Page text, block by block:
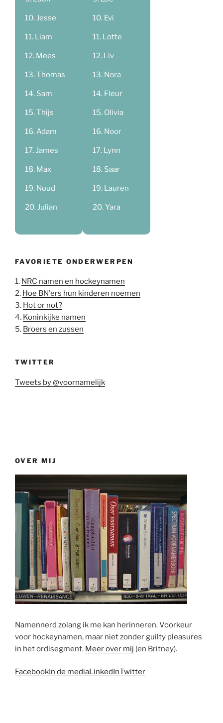
Jesse
Liam
Mees
Thomas
Sam
Thijs
Adam
James
Max
Noud
Julian
Evi
Lotte
Liv
Nora
Fleur
Olivia
Noor
Lynn
Saar
Lauren
Yara
FAVORIETE ONDERWERPEN
1. NRC namen en hockeynamen
2. Hoe BN'ers hun kinderen noemen
3. Hot or not?
4. Koninkijke namen
5. Broers en zussen
TWITTER
Tweets by @voornamelijk
OVER MIJ
Namennerd zolang ik me kan herinneren. Voorkeur
voor hockeynamen, maar niet zonder guilty pleasures
in het ordisegment. Meer over mij (en Britney).
FacebookIn de mediaLinkedInTwitter